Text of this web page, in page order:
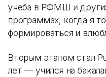
учеба в РФМШ и
программах, когда я
формироваться и
Вторым этапом стал
лет — учился на